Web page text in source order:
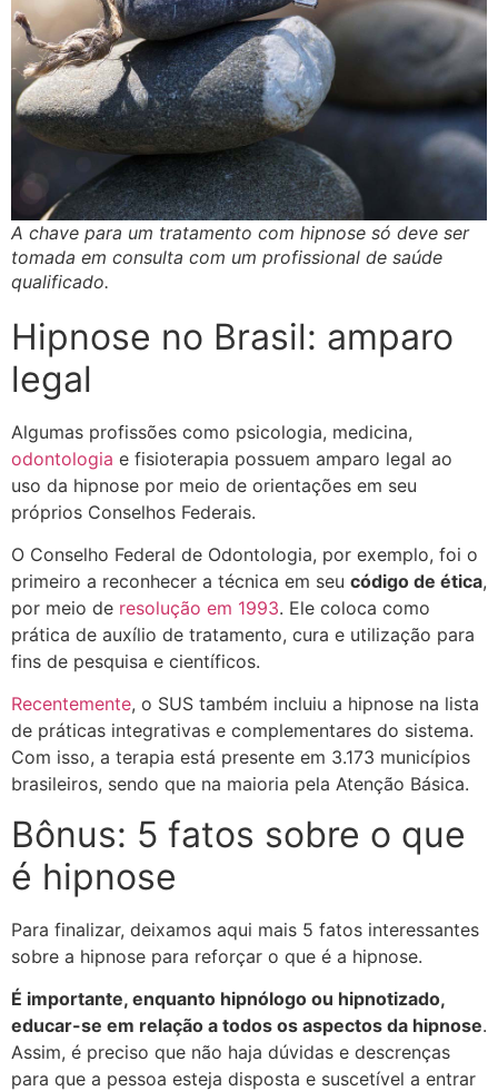
A chave para um tratamento com hipnose só deve ser
tomada em consulta com um profissional de saúde
qualificado.
Hipnose no Brasil: amparo
legal
Algumas profissões como psicologia, medicina,
odontologia e fisioterapia possuem amparo legal ao
uso da hipnose por meio de orientações em seu
próprios Conselhos Federais.
O Conselho Federal de Odontologia, por exemplo, foi o
primeiro a reconhecer a técnica em seu código de ética,
por meio de resolução em 1993. Ele coloca como
prática de auxílio de tratamento, cura e utilização para
fins de pesquisa e científicos.
Recentemente, o SUS também incluiu a hipnose na lista
de práticas integrativas e complementares do sistema.
Com isso, a terapia está presente em 3.173 municípios
brasileiros, sendo que na maioria pela Atenção Básica.
Bônus: 5 fatos sobre o que
é hipnose
Para finalizar, deixamos aqui mais 5 fatos interessantes
sobre a hipnose para reforçar o que é a hipnose.
É importante, enquanto hipnólogo ou hipnotizado,
educar-se em relação a todos os aspectos da hipnose.
Assim, é preciso que não haja dúvidas e descrenças
para que a pessoa esteja disposta e suscetível a entrar